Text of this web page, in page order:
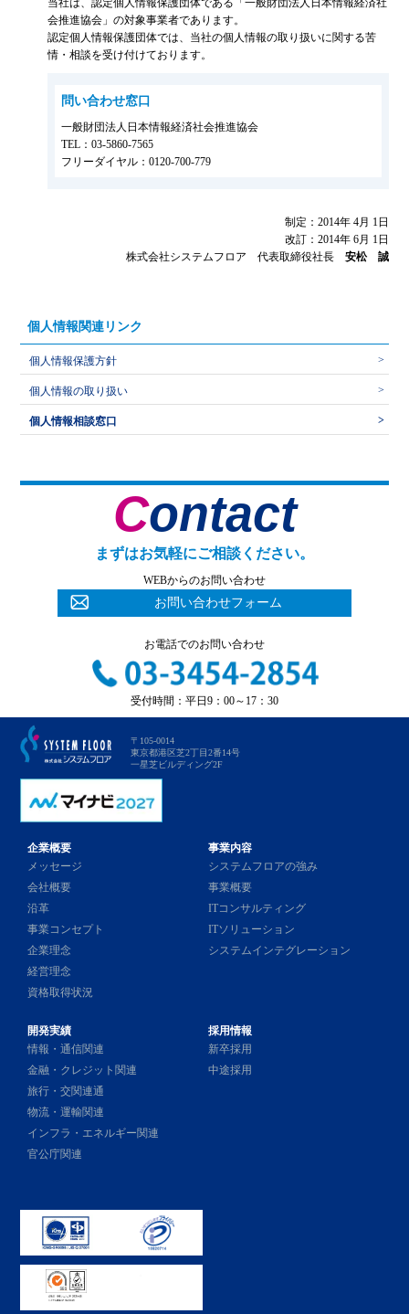
会推進協会」の対象事業者であります。
認定個人情報保護団体では、当社の個人情報の取り扱いに関する苦
情・相談を受け付けております。
問い合わせ窓口
一般財団法人日本情報経済社会推進協会
TEL：03-5860-7565
フリーダイヤル：0120-700-779
制定：2014年 4月 1日
改訂：2014年 6月 1日
株式会社システムフロア 代表取締役社長 安松 誠
個人情報関連リンク
個人情報保護方針
個人情報の取り扱い
個人情報相談窓口
Contact
まずはお気軽にご相談ください。
WEBからのお問い合わせ
お問い合わせフォーム
お電話でのお問い合わせ
受付時間：平日9：00～17：30
〒105-0014
東京都港区芝2丁目2番14号
一星芝ビルディング2F
企業概要
メッセージ
会社概要
沿革
事業コンセプト
企業理念
経営理念
資格取得状況
事業内容
システムフロアの強み
事業概要
ITコンサルティング
ITソリューション
システムインテグレーション
開発実績
情報・通信関連
金融・クレジット関連
旅行・交関連通
物流・運輸関連
インフラ・エネルギー関連
官公庁関連
採用情報
新卒採用
中途採用